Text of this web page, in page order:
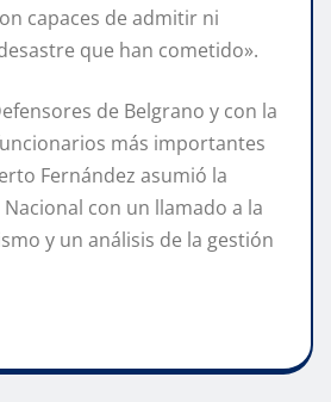
capaces de admitir ni
que han cometido».
de Belgrano y con la
más importantes
Fernández asumió la
Nacional con un llamado a la
y un análisis de la gestión